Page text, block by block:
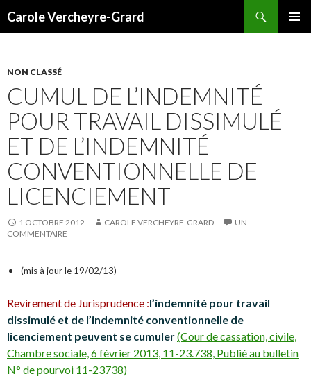
Carole Vercheyre-Grard
NON CLASSÉ
CUMUL DE L’INDEMNITÉ
POUR TRAVAIL DISSIMULÉ
ET DE L’INDEMNITÉ
CONVENTIONNELLE DE
LICENCIEMENT
1 OCTOBRE 2012 CAROLE VERCHEYRE-GRARD
UN
COMMENTAIRE
(mis à jour le 19/02/13)
Revirement de Jurisprudence :l’indemnité pour travail
dissimulé et de l’indemnité conventionnelle de
licenciement peuvent se cumuler(Cour de cassation, civile,
Chambre sociale, 6 février 2013, 11-23.738, Publié au bulletin
N° de pourvoi 11-23738)